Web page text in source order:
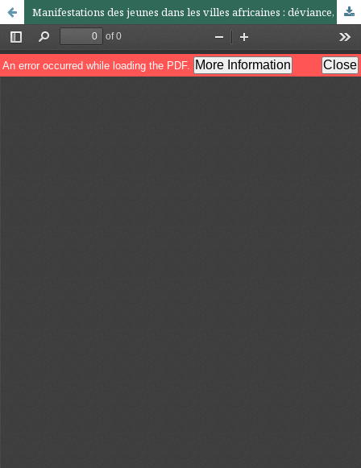
Manifestations des jeunes dans les villes africaines : déviance, délinquance ou violence politique